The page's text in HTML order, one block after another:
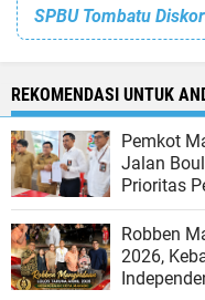
REKOMENDASI UNTUK
Pemkot
Jalan
Prioritas
Robben
2026,